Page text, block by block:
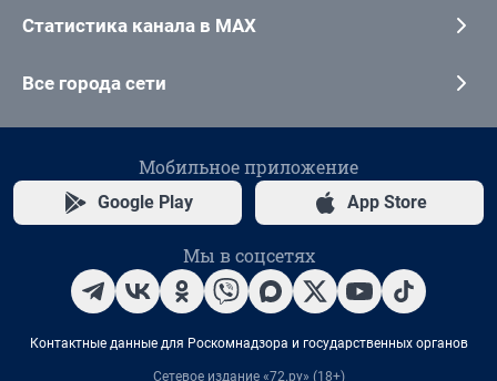
Статистика канала в MAX
Все города сети
Мобильное приложение
Google Play App Store
Мы в соцсетях
Контактные данные для Роскомнадзора и государственных органов
Сетевое издание «72.ру» (18+)